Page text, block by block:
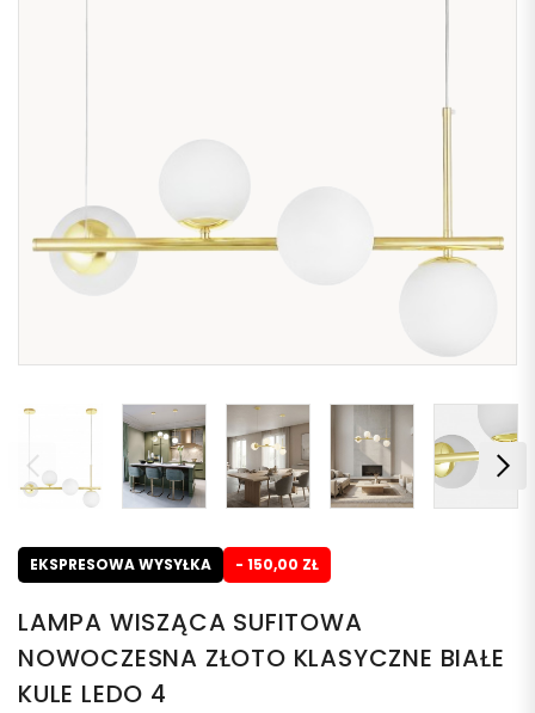
EKSPRESOWA WYSYŁKA - 150,00 ZŁ
LAMPA WISZĄCA SUFITOWA
NOWOCZESNA ZŁOTO KLASYCZNE BIAŁE
KULE LEDO 4